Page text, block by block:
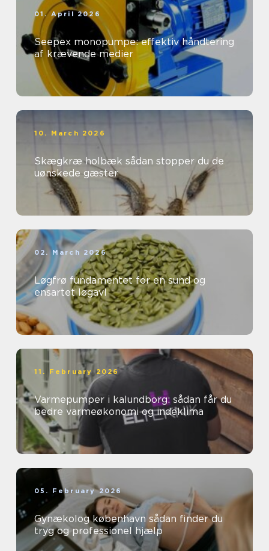
01. April 2026
Seepex monopumpe: effektiv håndtering
af krævende medier
10. March 2026
Skægkræ holbæk sådan stopper du de
uønskede gæster
02. March 2026
Løgfrø fundamentet for en sund og
ensartet løgavl
11. February 2026
Varmepumper i kalundborg: sådan får du
bedre varmeøkonomi og indeklima
05. February 2026
Gynækolog københavn sådan finder du
tryg og professionel hjælp